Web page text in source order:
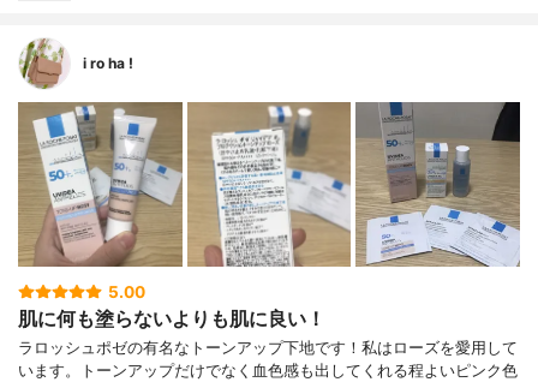
i ro ha !
5.00
肌に何も塗らないよりも肌に良い！
ラロッシュポゼの有名なトーンアップ下地です！私はローズを愛用して
います。トーンアップだけでなく血色感も出してくれる程よいピンク色